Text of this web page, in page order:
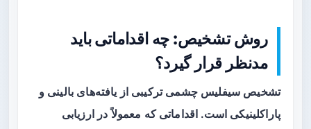
روش تشخیص: چه اقداماتی باید
مدنظر قرار گیرد؟
تشخیص سیفلیس چشمی ترکیبی از یافته‌های بالینی و
پاراکلینیکی است. اقداماتی که معمولاً در ارزیابی